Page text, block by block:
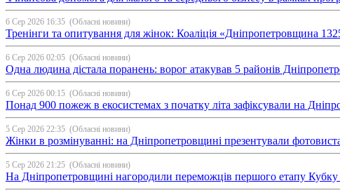
6 Сер 2026 16:35 (Обласні новини)
Тренінги та опитування для жінок: Коаліція «Дніпропетровщина
6 Сер 2026 02:05 (Обласні новини)
Одна людина дістала поранень: ворог атакував 5 районів
6 Сер 2026 00:15 (Обласні новини)
Понад 900 пожеж в екосистемах з початку літа зафіксували на
5 Сер 2026 22:35 (Обласні новини)
Жінки в розмінуванні: на Дніпропетровщині презентували
5 Сер 2026 21:25 (Обласні новини)
На Дніпропетровщині нагородили переможців першого етапу Кубку